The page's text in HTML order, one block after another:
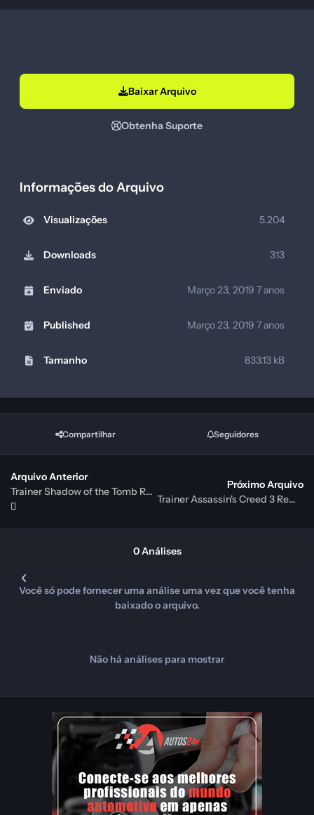
Baixar Arquivo
Obtenha Suporte
Informações do Arquivo
Visualizações 5.204
Downloads 313
Enviado Março 23, 2019 7 anos
Published Março 23, 2019 7 anos
Tamanho 833.13 kB
Compartilhar Seguidores
Arquivo Anterior
Trainer Shadow of the Tomb Raider {FLiNG}
Próximo Arquivo
Trainer Assassin's Creed 3 Remastered {FLiNG}
0 Análises
Você só pode fornecer uma análise uma vez que você tenha
baixado o arquivo.
Não há análises para mostrar